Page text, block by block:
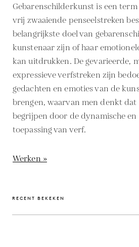
Gebarenschilderkunst is een
vrij zwaaiende penseelstreken
belangrijkste doel van
kunstenaar zijn of haar
kan uitdrukken. De gevarieerde,
expressieve verfstreken zijn
gedachten en emoties van de
brengen, waarvan men denkt dat
begrijpen door de dynamische
toepassing van verf.
Werken »
RECENT BEKEKEN